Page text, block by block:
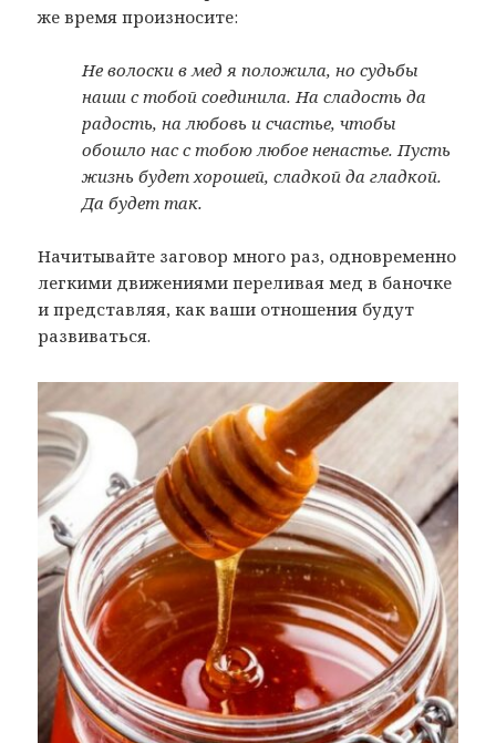
же время произносите:
Не волоски в мед я положила, но судьбы
наши с тобой соединила. На сладость да
радость, на любовь и счастье, чтобы
обошло нас с тобою любое ненастье. Пусть
жизнь будет хорошей, сладкой да гладкой.
Да будет так.
Начитывайте заговор много раз, одновременно
легкими движениями переливая мед в баночке
и представляя, как ваши отношения будут
развиваться.